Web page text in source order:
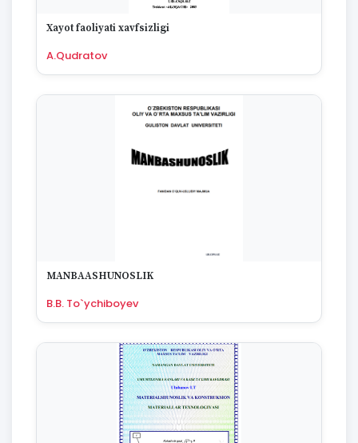
Xayot faoliyati xavfsizligi
A.Qudratov
MANBAASHUNOSLIK
B.B. To`ychiboyev